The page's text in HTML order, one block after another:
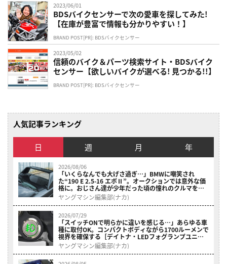
2023/06/01
BDSバイクセンサーで次の愛車を探してみた!
【在庫が豊富で情報も分かりやすい！】
BRAND POST[PR]: BDSバイクセンサー
2023/05/02
信頼のバイク＆パーツ検索サイト・BDSバイク
センサー【欲しいバイクが選べる! 見つかる!!】
BRAND POST[PR]: BDSバイクセンサー
人気記事ランキング
日 週 月 年
2026/08/06
「いくらなんでも大げさ過ぎ…」BMWに嘲笑され
た“190 E 2.5-16 エボⅡ”。オークションでは意外な価
格に。おじさん達が少年だった頃の憧れのクルマを深
堀り
ヤングマシン編集部(ナカ)
2026/07/29
「スイッチONで明らかに違いを感じる…」あらゆる車
種に取付OK。コンパクトボディながら1700ルーメンで
視界を確保する［デイトナ・LEDフォグランプユニッ
ト プレシャスレイ スモール］
ヤングマシン編集部(ナカ)